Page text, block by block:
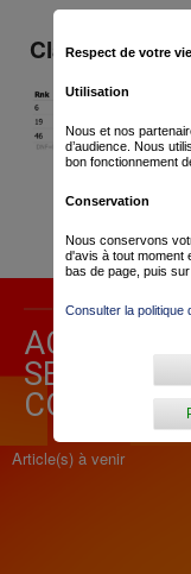
Classement
ACTUALITÉ
COPPI E
Article(s) à venir
Respect de votre
Utilisation
Nous et nos
d’audience. Nous
bon fonctionnement
Conservation
Nous conservons
d'avis à tout moment
bas de page, puis
Consulter la politique